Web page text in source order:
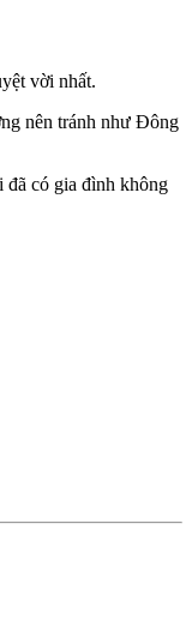
vời nhất.
nên tránh như Đông
đã có gia đình không